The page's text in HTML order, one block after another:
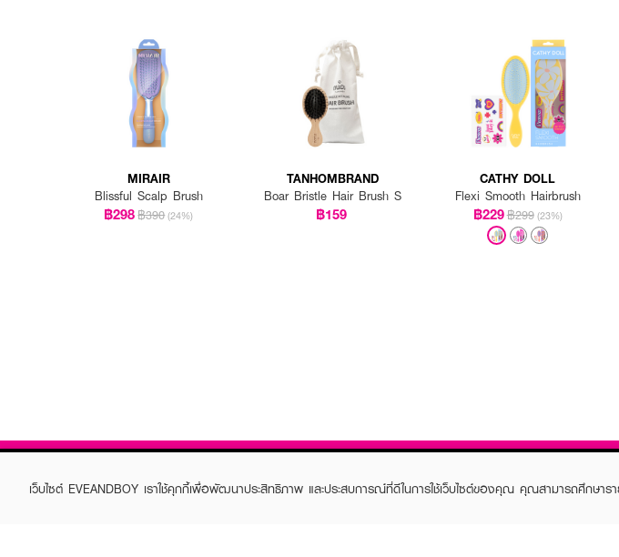
MIRAIR
Blissful Scalp Brush
฿298฿390 (24%)
TANHOMBRAND
Boar Bristle Hair Brush S
฿159
CATHY DOLL
Flexi Smooth Hairbrush
฿229฿299 (23%)
เว็บไซต์ EVEANDBOY เราใช้คุกกี้เพื่อพัฒนาประสิทธิภาพ และประสบการณ์ที่ดีในการใช้เว็บไซต์ของคุณ คุณสามารถศึกษารา